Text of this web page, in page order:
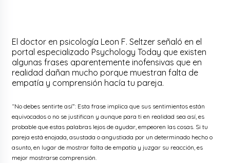
El doctor en psicología Leon F. Seltzer señaló en el
portal especializado Psychology Today que existen
algunas frases aparentemente inofensivas que en
realidad dañan mucho porque muestran falta de
empatía y comprensión hacía tu pareja.
“No debes sentirte así”: Esta frase implica que sus sentimientos están
equivocados o no se justifican y aunque para ti en realidad sea así, es
probable que estas palabras lejos de ayudar, empeoren las cosas. Si tu
pareja está enojada, asustada o angustiada por un determinado hecho o
asunto, en lugar de mostrar falta de empatía y juzgar su reacción, es
mejor mostrarse comprensión.